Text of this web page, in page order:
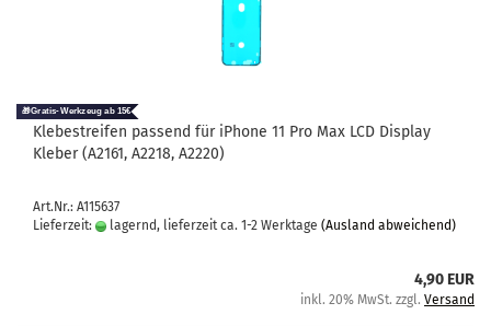
Kle­be­strei­fen pas­send für iPho­ne 11 Pro Max LCD Dis­play
Kle­ber (A2161, A2218, A2220)
Art.Nr.: A115637
Lieferzeit:
lagernd, lieferzeit ca. 1-2 Werktage (Ausland abweichend)
4,90 EUR
inkl. 20% MwSt. zzgl. Versand